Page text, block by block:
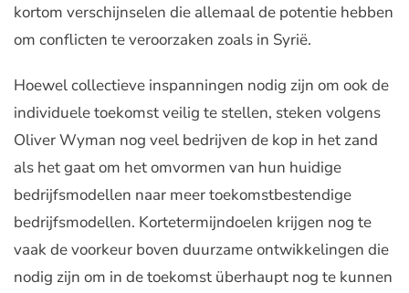
kortom verschijnselen die allemaal de potentie hebben
om conflicten te veroorzaken zoals in Syrië.
Hoewel collectieve inspanningen nodig zijn om ook de
individuele toekomst veilig te stellen, steken volgens
Oliver Wyman nog veel bedrijven de kop in het zand
als het gaat om het omvormen van hun huidige
bedrijfsmodellen naar meer toekomstbestendige
bedrijfsmodellen. Kortetermijndoelen krijgen nog te
vaak de voorkeur boven duurzame ontwikkelingen die
nodig zijn om in de toekomst überhaupt nog te kunnen